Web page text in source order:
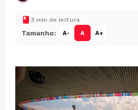
3 min de leitura
Tamanho: A- A A+